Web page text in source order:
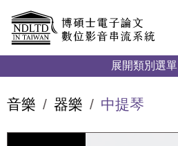
展開類別選單
音樂 器樂 中提琴